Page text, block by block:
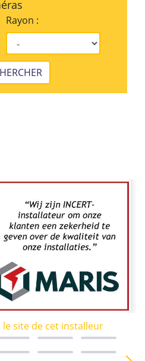
Rayon :
le site de cet installeur